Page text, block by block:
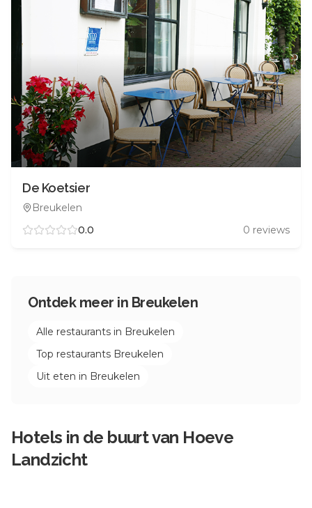
De Koetsier
Breukelen
0.0
0 reviews
Ontdek meer in Breukelen
Alle restaurants in Breukelen
Top restaurants Breukelen
Uit eten in Breukelen
Hotels in de buurt van Hoeve
Landzicht